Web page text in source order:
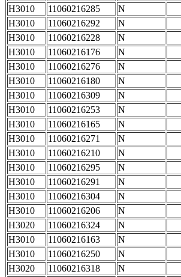
H3010
11060216285
N
H3010
11060216292
N
H3010
11060216228
N
H3010
11060216176
N
H3010
11060216276
N
H3010
11060216180
N
H3010
11060216309
N
H3010
11060216253
N
H3010
11060216165
N
H3010
11060216271
N
H3010
11060216210
N
H3010
11060216295
N
H3010
11060216291
N
H3010
11060216304
N
H3010
11060216206
N
H3020
11060216324
N
H3010
11060216163
N
H3010
11060216250
N
H3020
11060216318
N